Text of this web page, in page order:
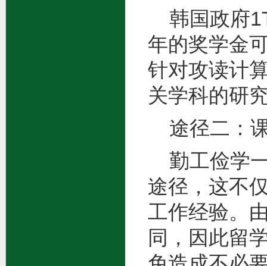
韩国政府
年的奖学金
针对攻读计
关学科的研
途径二：
勤工俭学
途径，这不
工作经验。
同，因此留